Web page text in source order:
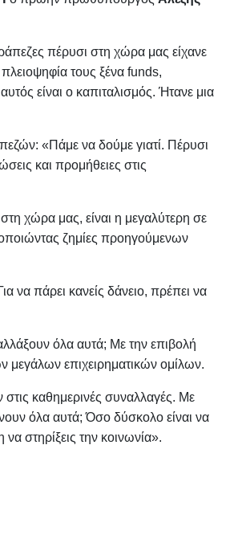
πέρυσι στη χώρα μας είχανε
τους ξένα funds,
είναι ο καπιταλισμός. Ήτανε μια
«Πάμε να δούμε γιατί. Πέρυσι
και προμήθειες στις
χώρα μας, είναι η μεγαλύτερη σε
ζημίες προηγούμενων
να πάρει κανείς δάνειο, πρέπει να
όλα αυτά; Με την επιβολή
μεγάλων επιχειρηματικών ομίλων.
καθημερινές συναλλαγές. Με
όλα αυτά; Όσο δύσκολο είναι να
στηρίξεις την κοινωνία».